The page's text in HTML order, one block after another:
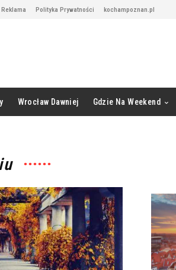
Reklama Polityka Prywatności kochampoznan.pl
Wrocław Dawniej Gdzie Na Weekend